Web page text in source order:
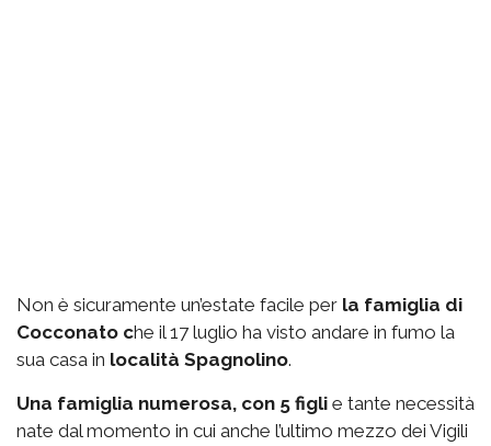
Non è sicuramente un’estate facile per la famiglia di
Cocconato che il 17 luglio ha visto andare in fumo la
sua casa in località Spagnolino.
Una famiglia numerosa, con 5 figli e tante necessità
nate dal momento in cui anche l’ultimo mezzo dei Vigili